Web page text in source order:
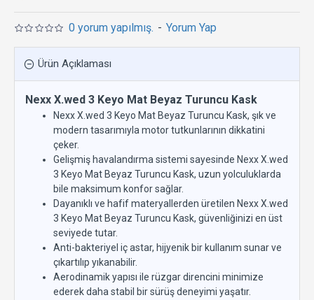
0 yorum yapılmış. - Yorum Yap
Ürün Açıklaması
Nexx X.wed 3 Keyo Mat Beyaz Turuncu Kask
Nexx X.wed 3 Keyo Mat Beyaz Turuncu Kask, şık ve
modern tasarımıyla motor tutkunlarının dikkatini
çeker.
Gelişmiş havalandırma sistemi sayesinde Nexx X.wed
3 Keyo Mat Beyaz Turuncu Kask, uzun yolculuklarda
bile maksimum konfor sağlar.
Dayanıklı ve hafif materyallerden üretilen Nexx X.wed
3 Keyo Mat Beyaz Turuncu Kask, güvenliğinizi en üst
seviyede tutar.
Anti-bakteriyel iç astar, hijyenik bir kullanım sunar ve
çıkartılıp yıkanabilir.
Aerodinamik yapısı ile rüzgar direncini minimize
ederek daha stabil bir sürüş deneyimi yaşatır.